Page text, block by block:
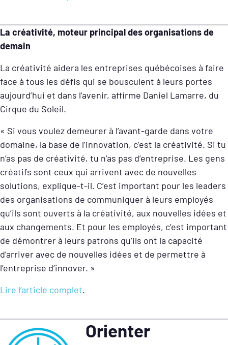
La créativité, moteur principal des organisations de
demain
La créativité aidera les entreprises québécoises à faire
face à tous les défis qui se bousculent à leurs portes
aujourd’hui et dans l’avenir, affirme Daniel Lamarre, du
Cirque du Soleil.
« Si vous voulez demeurer à l’avant-garde dans votre
domaine, la base de l’innovation, c’est la créativité. Si tu
n’as pas de créativité, tu n’as pas d’entreprise. Les gens
créatifs sont ceux qui arrivent avec de nouvelles
solutions, explique-t-il. C’est important pour les leaders
des organisations de communiquer à leurs employés
qu’ils sont ouverts à la créativité, aux nouvelles idées et
aux changements. Et pour les employés, c’est important
de démontrer à leurs patrons qu’ils ont la capacité
d’arriver avec de nouvelles idées et de permettre à
l’entreprise d’innover. »
Lire l’article complet.
Orienter